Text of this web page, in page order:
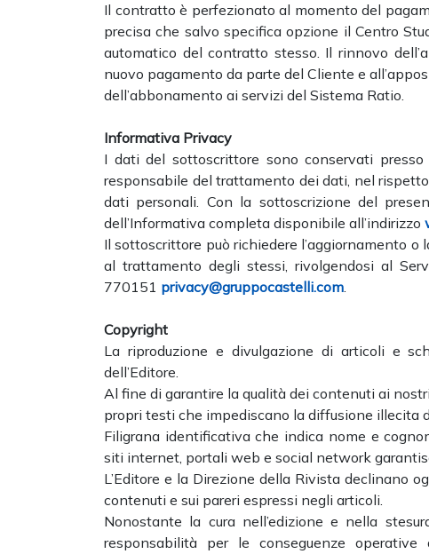
Il contratto è perfezionato al momento del
precisa che salvo specifica opzione il Centro
automatico del contratto stesso. Il rinnovo
nuovo pagamento da parte del Cliente e
dell’abbonamento ai servizi del Sistema Ratio.
Informativa Privacy
I dati del sottoscrittore sono conservati
responsabile del trattamento dei dati, nel
dati personali. Con la sottoscrizione del
dell’Informativa completa disponibile all’indirizzo
Il sottoscrittore può richiedere l’aggiornamento
al trattamento degli stessi, rivolgendosi al
770151 privacy@gruppocastelli.com.
Copyright
La riproduzione e divulgazione di articoli e
dell’Editore.
Al fine di garantire la qualità dei contenuti ai
propri testi che impediscano la diffusione illecita
Filigrana identificativa che indica nome e
siti internet, portali web e social network
L’Editore e la Direzione della Rivista declinano
contenuti e sui pareri espressi negli articoli.
Nonostante la cura nell’edizione e nella
responsabilità per le conseguenze